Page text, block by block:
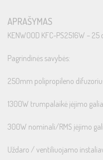
APRAŠYMAS
KENWOOD KFC-PS2516W –
Pagrindinės savybės:
250mm polipropileno
1300W trumpalaikė įėjimo galia
300W nominali/RMS įėjimo
Uždaro / ventiliuojamo